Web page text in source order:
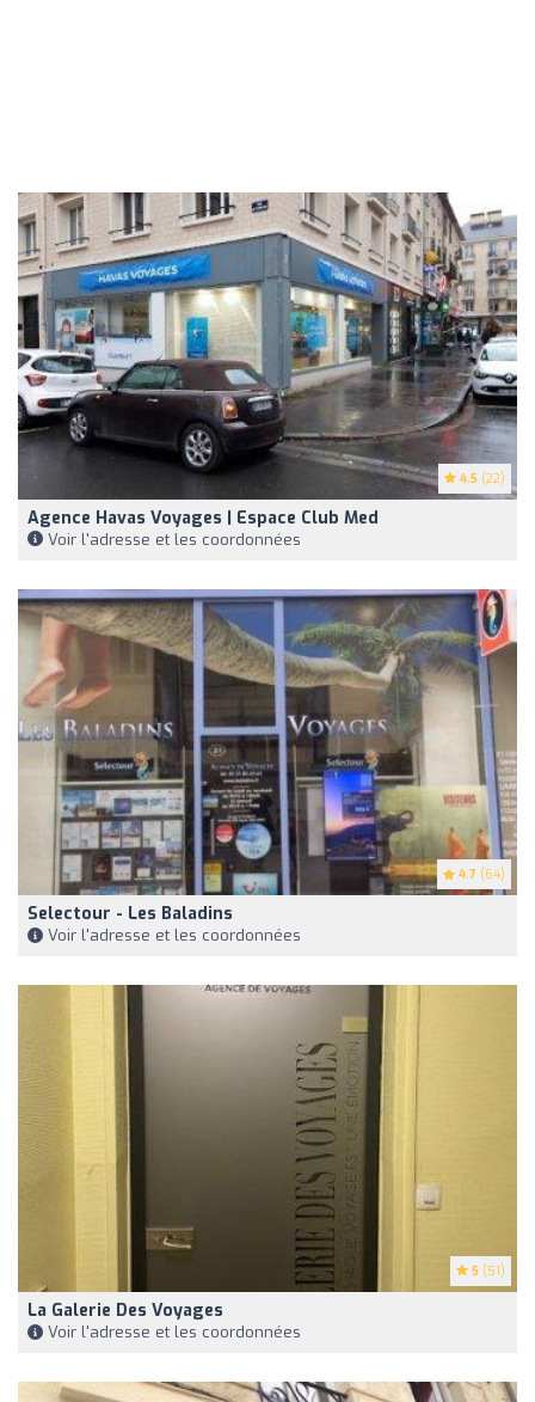
4.5 (22)
Agence Havas Voyages | Espace Club Med
Voir l'adresse et les coordonnées
4.7 (64)
Selectour - Les Baladins
Voir l'adresse et les coordonnées
5 (51)
La Galerie Des Voyages
Voir l'adresse et les coordonnées